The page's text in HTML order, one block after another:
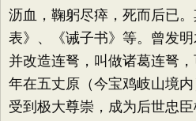
沥血，鞠躬尽瘁，死而后已
表》、《诫子书》等。曾发
并改造连弩，叫做诸葛连弩
年在五丈原（今宝鸡岐山境
受到极大尊崇，成为后世忠